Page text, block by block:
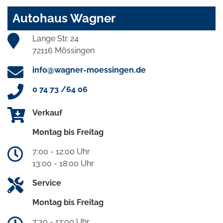
Autohaus Wagner
Lange Str. 24
72116 Mössingen
info@wagner-moessingen.de
0 74 73 /64 06
Verkauf
Montag bis Freitag
7:00 - 12:00 Uhr
13:00 - 18:00 Uhr
Service
Montag bis Freitag